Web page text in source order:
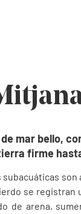
mar bello,
firme
son
se registran
de arena,